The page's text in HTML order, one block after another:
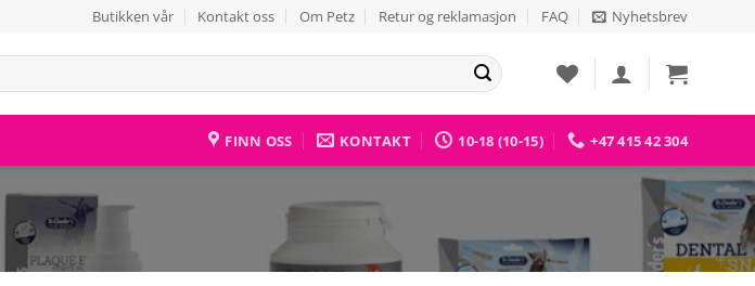
Butikken vår Kontakt oss Om Petz Retur og reklamasjon FAQ Nyhetsbrev
FINN OSS KONTAKT 10-18 (10-15) +47 415 42 304